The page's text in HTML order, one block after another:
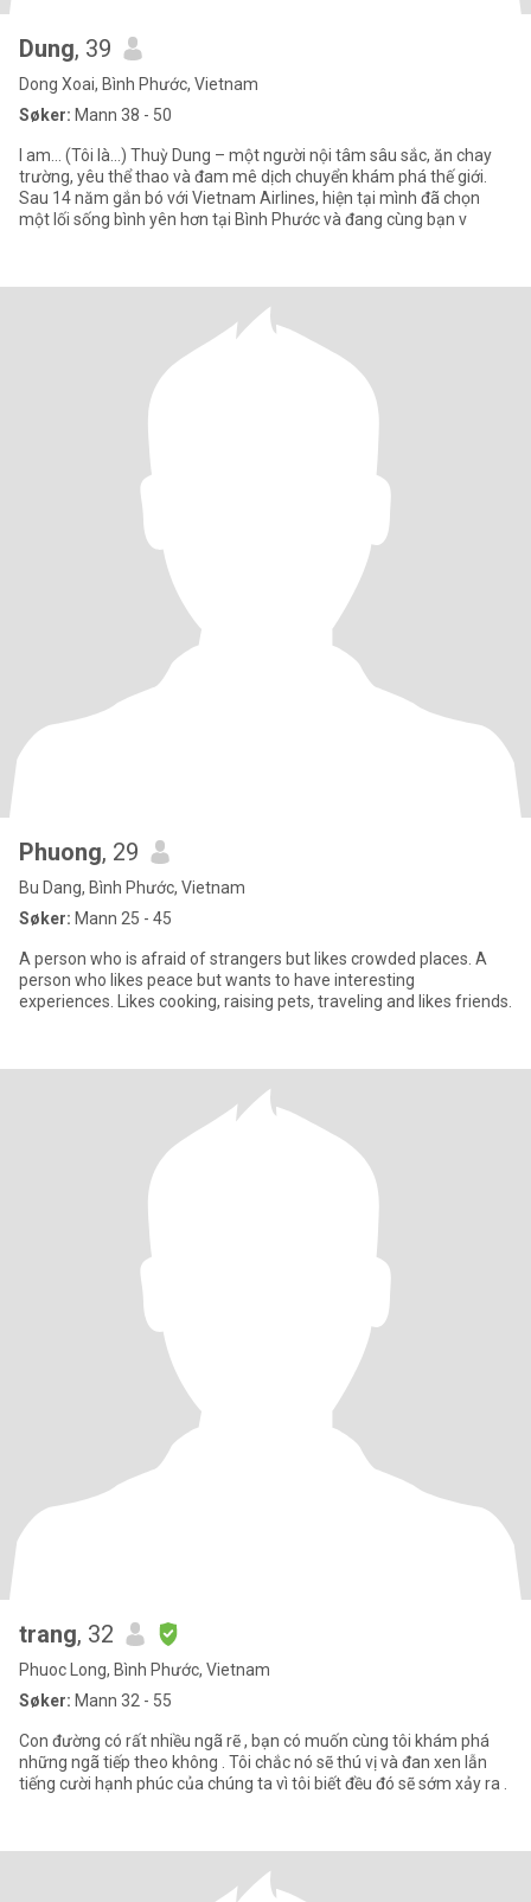
Dung, 39
Dong Xoai, Bình Phước, Vietnam
Søker: Mann 38 - 50
I am... (Tôi là...) Thuỳ Dung – một người nội tâm sâu sắc, ăn chay
trường, yêu thể thao và đam mê dịch chuyển khám phá thế giới.
Sau 14 năm gắn bó với Vietnam Airlines, hiện tại mình đã chọn
một lối sống bình yên hơn tại Bình Phước và đang cùng bạn v
Phuong, 29
Bu Dang, Bình Phước, Vietnam
Søker: Mann 25 - 45
A person who is afraid of strangers but likes crowded places. A
person who likes peace but wants to have interesting
experiences. Likes cooking, raising pets, traveling and likes friends.
trang, 32
Phuoc Long, Bình Phước, Vietnam
Søker: Mann 32 - 55
Con đường có rất nhiều ngã rẽ , bạn có muốn cùng tôi khám phá
những ngã tiếp theo không . Tôi chắc nó sẽ thú vị và đan xen lẫn
tiếng cười hạnh phúc của chúng ta vì tôi biết đều đó sẽ sớm xảy ra .